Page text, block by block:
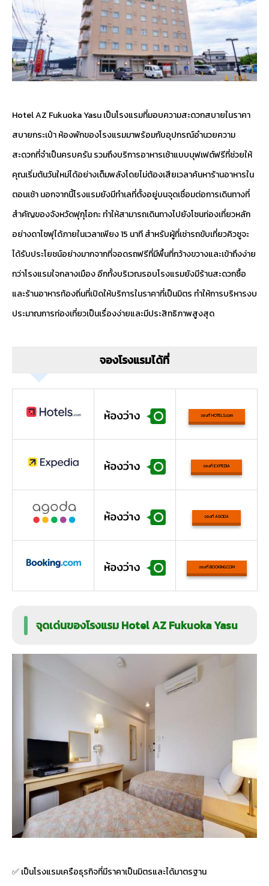
Hotel AZ Fukuoka Yasu เป็นโรงแรมที่มอบความสะดวกสบายในราคา
สบายกระเป๋า ห้องพักของโรงแรมมาพร้อมกับอุปกรณ์อำนวยความ
สะดวกที่จำเป็นครบครัน รวมถึงบริการอาหารเช้าแบบบุฟเฟต์ฟรีที่ช่วยให้
คุณเริ่มต้นวันใหม่ได้อย่างเต็มพลังโดยไม่ต้องเสียเวลาค้นหาร้านอาหารใน
ตอนเช้า นอกจากนี้โรงแรมยังมีทำเลที่ตั้งอยู่บนจุดเชื่อมต่อการเดินทางที่
สำคัญของจังหวัดฟุกุโอกะ ทำให้สามารถเดินทางไปยังโซนท่องเที่ยวหลัก
อย่างดาไซฟุได้ภายในเวลาเพียง 15 นาที สำหรับผู้ที่เช่ารถขับเที่ยวคิวชูจะ
ได้รับประโยชน์อย่างมากจากที่จอดรถฟรีที่มีพื้นที่กว้างขวางและเข้าถึงง่าย
กว่าโรงแรมใจกลางเมือง อีกทั้งบริเวณรอบโรงแรมยังมีร้านสะดวกซื้อ
และร้านอาหารท้องถิ่นที่เปิดให้บริการในราคาที่เป็นมิตร ทำให้การบริหารงบ
ประมาณการท่องเที่ยวเป็นเรื่องง่ายและมีประสิทธิภาพสูงสุด
จองโรงแรมได้ที่
จองที่ HOTELS.com
จองที่ EXPEDIA
จองที่ AGODA
จองที่ BOOKING.COM
จุดเด่นของโรงแรม Hotel AZ Fukuoka Yasu
✅ เป็นโรงแรมเครือธุรกิจที่มีราคาเป็นมิตรและได้มาตรฐาน